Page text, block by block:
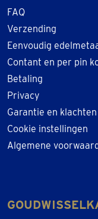
FAQ
Verzending
Eenvoudig
Contant en per pin
Betaling
Privacy
Garantie en klachten
Cookie instellingen
Algemene